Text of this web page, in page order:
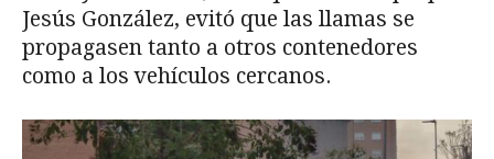
Jesús González, evitó que las llamas se
propagasen tanto a otros contenedores
como a los vehículos cercanos.